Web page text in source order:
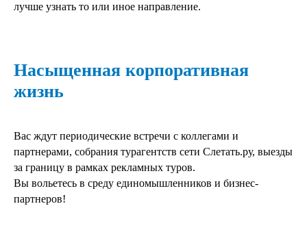
лучше узнать то или иное направление.
Насыщенная корпоративная
жизнь
Вас ждут периодические встречи с коллегами и
партнерами, собрания турагентств сети Слетать.ру, выезды
за границу в рамках рекламных туров.
Вы вольетесь в среду единомышленников и бизнес-
партнеров!